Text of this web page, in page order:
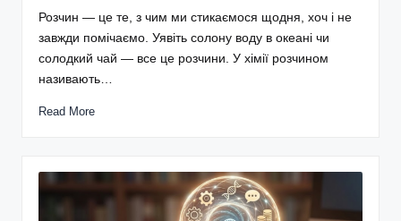
Розчин — це те, з чим ми стикаємося щодня, хоч і не
завжди помічаємо. Уявіть солону воду в океані чи
солодкий чай — все це розчини. У хімії розчином
називають…
Read More